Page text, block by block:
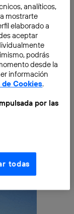
con
responder,
analíticos,
mostrarte
elaborado a
aceptar
podrás
desde la
información
Cookies.
por las
Utiq para
o análisis
a
de las
tu
como
todas